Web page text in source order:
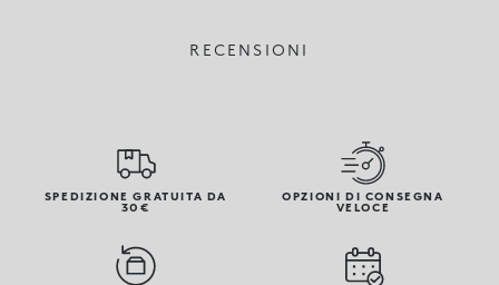
RECENSIONI
SPEDIZIONE GRATUITA DA
30€
OPZIONI DI CONSEGNA
VELOCE